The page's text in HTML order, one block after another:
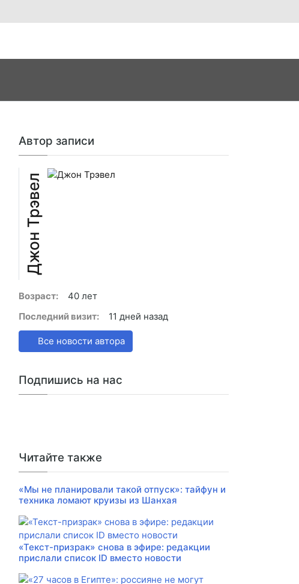
Автор записи
Джон Трэвел
Возраст:
40 лет
Последний визит:
11 дней назад
Все новости автора
Подпишись на нас
Читайте также
«Мы не планировали такой отпуск»: тайфун и
техника ломают круизы из Шанхая
«Текст-призрак» снова в эфире: редакции
прислали список ID вместо новости